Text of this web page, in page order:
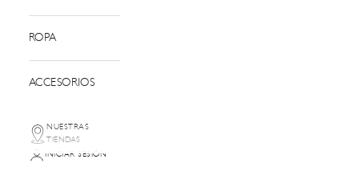
ROPA
ACCESORIOS
NUESTRAS
TIENDAS
INICIAR SESIÓN